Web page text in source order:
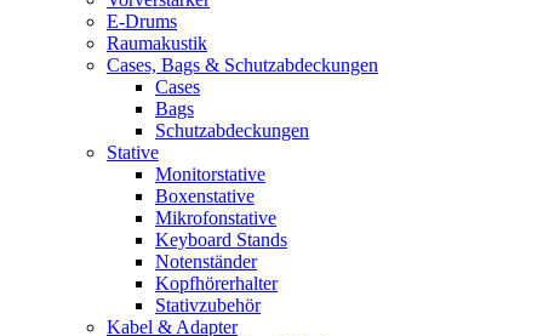
E-Drums
Raumakustik
Cases, Bags & Schutzabdeckungen
Cases
Bags
Schutzabdeckungen
Stative
Monitorstative
Boxenstative
Mikrofonstative
Keyboard Stands
Notenständer
Kopfhörerhalter
Stativzubehör
Kabel & Adapter